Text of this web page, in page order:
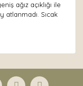
ağız açıklığı ile
atlanmadı. Sıcak